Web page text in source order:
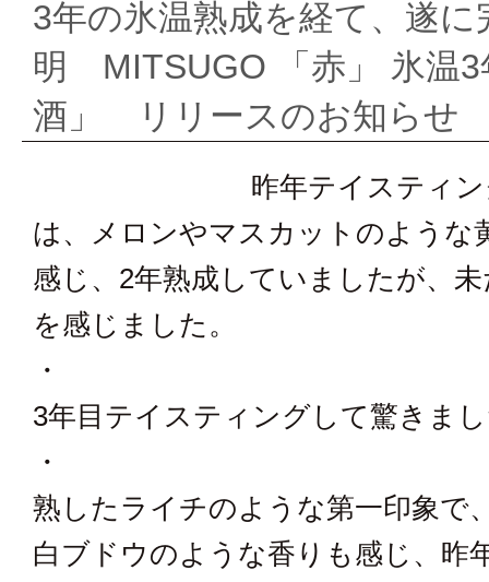
ー
ズ
レ
ク
シ
ョ
ン
3年の氷温熟成を経て、遂に
明 MITSUGO 「赤」 氷温3
酒」 リリースのお知らせ
昨年テイスティ
は、メロンやマスカットのような
感じ、2年熟成していましたが、
を感じました。
・
3年目テイスティングして驚きま
・
熟したライチのような第一印象で
白ブドウのような香りも感じ、昨